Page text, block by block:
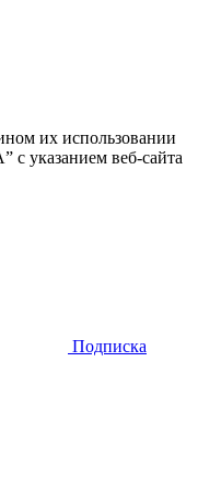
их использовании
с указанием веб-сайта
Подписка